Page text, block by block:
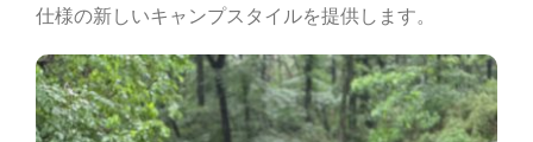
仕様の新しいキャンプスタイルを提供します。